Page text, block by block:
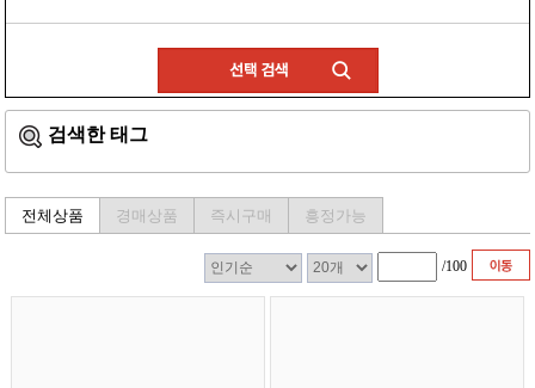
검색한 태그
전체상품 경매상품 즉시구매 흥정가능
/100